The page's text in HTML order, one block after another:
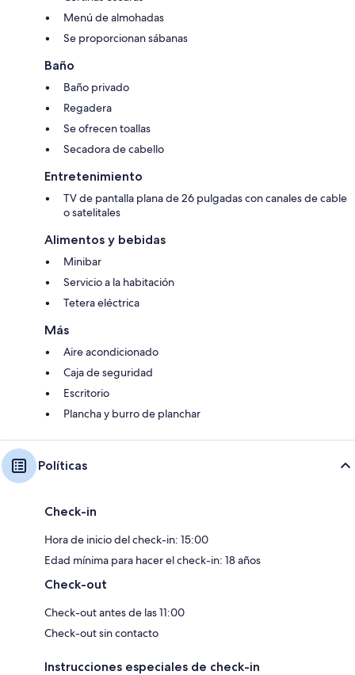
Menú de almohadas
Se proporcionan sábanas
Baño
Baño privado
Regadera
Se ofrecen toallas
Secadora de cabello
Entretenimiento
TV de pantalla plana de 26 pulgadas con canales de cable
o satelitales
Alimentos y bebidas
Minibar
Servicio a la habitación
Tetera eléctrica
Más
Aire acondicionado
Caja de seguridad
Escritorio
Plancha y burro de planchar
Políticas
Check-in
Hora de inicio del check-in: 15:00
Edad mínima para hacer el check-in: 18 años
Check-out
Check-out antes de las 11:00
Check-out sin contacto
Instrucciones especiales de check-in